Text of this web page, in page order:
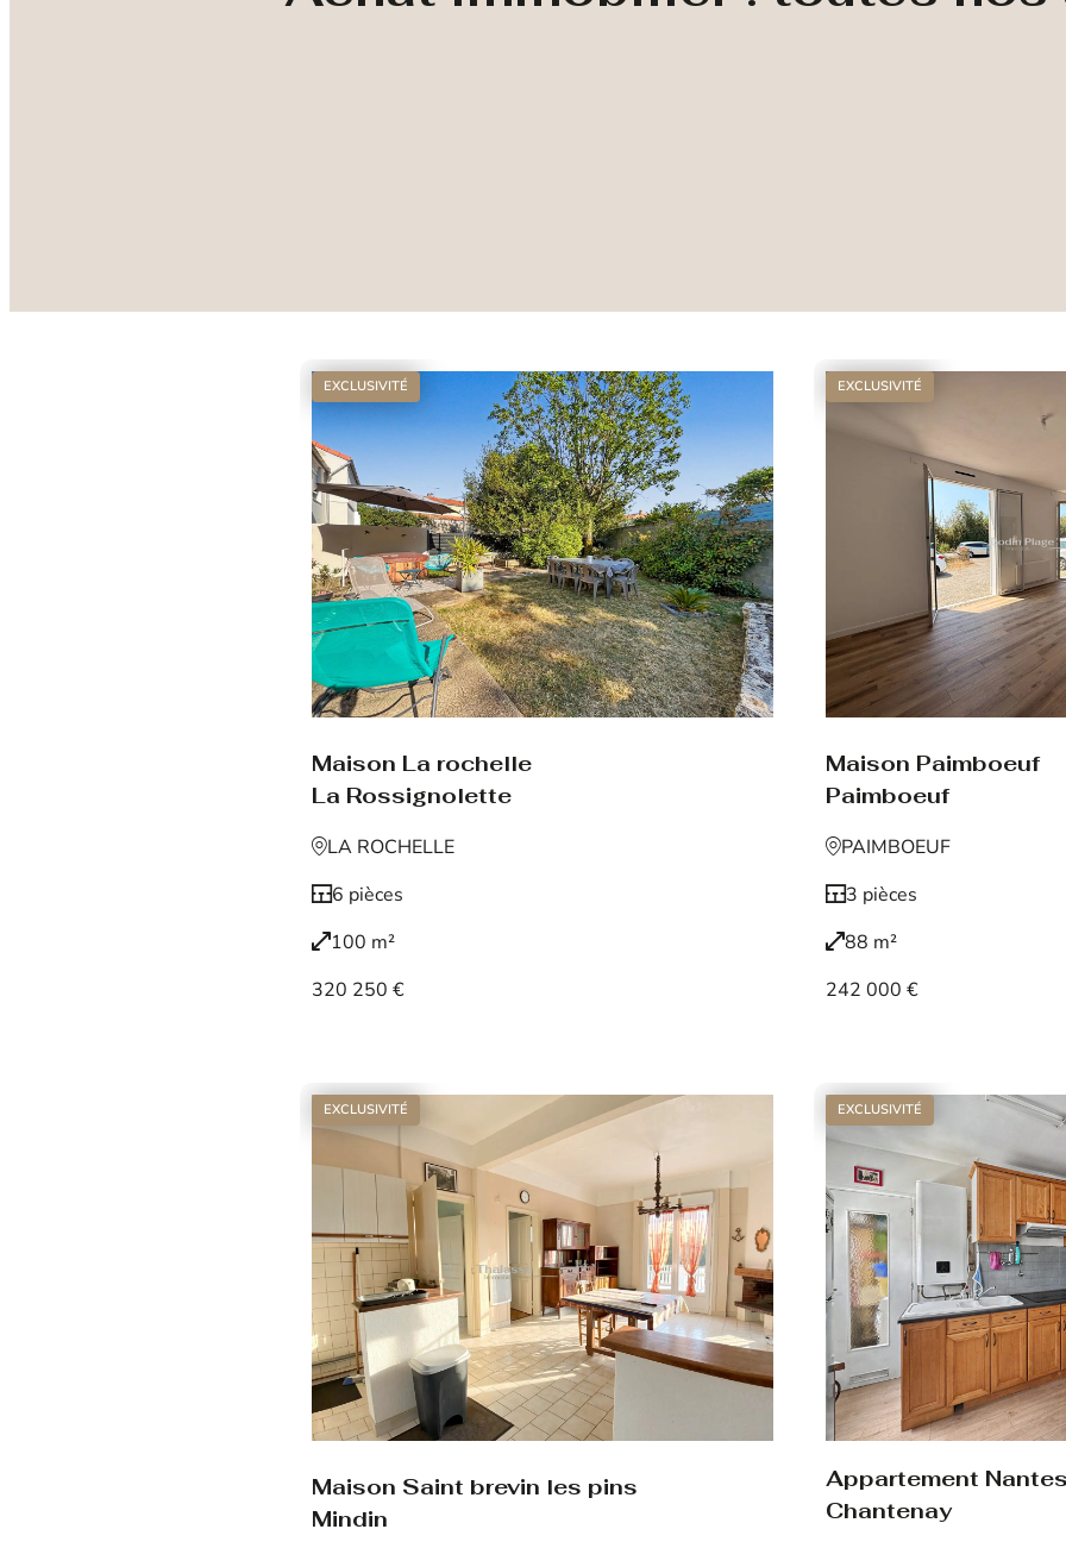
EXCLUSIVITÉ
Maison La rochelle
La Rossignolette
LA ROCHELLE
6 pièces
100 m²
320 250 €
EXCLUSIVITÉ
Maison Paimboeuf
Paimboeuf
PAIMBOEUF
3 pièces
88 m²
242 000 €
EXCLUSIVITÉ
Maison Saint brevin les pins
Mindin
EXCLUSIVITÉ
Appartement
Chantenay